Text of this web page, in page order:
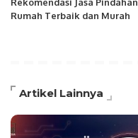
Rumah Terbaik dan Murah
Artikel Lainnya